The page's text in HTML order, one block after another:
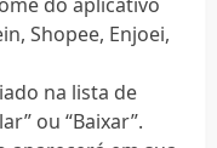
Shopee, Enjoei,
na lista de
ou “Baixar”.